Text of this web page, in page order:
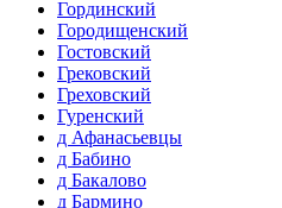
Гординский
Городищенский
Гостовский
Грековский
Греховский
Гуренский
д Афанасьевцы
д Бабино
д Бакалово
д Бармино